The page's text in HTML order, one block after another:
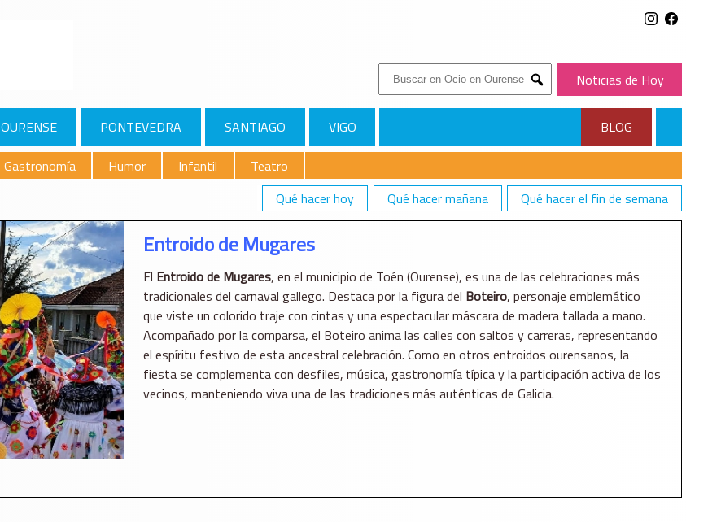
Buscar:
Submit
Noticias de Hoy
OURENSE PONTEVEDRA SANTIAGO VIGO
BLOG
Gastronomía Humor Infantil
Teatro
Qué hacer hoy
Qué hacer mañana Qué hacer el fin de semana
Entroido de Mugares
El Entroido de Mugares, en el municipio de Toén (Ourense), es una de las celebraciones más
tradicionales del carnaval gallego. Destaca por la figura del Boteiro, personaje emblemático
que viste un colorido traje con cintas y una espectacular máscara de madera tallada a mano.
Acompañado por la comparsa, el Boteiro anima las calles con saltos y carreras, representando
el espíritu festivo de esta ancestral celebración. Como en otros entroidos ourensanos, la
fiesta se complementa con desfiles, música, gastronomía típica y la participación activa de los
vecinos, manteniendo viva una de las tradiciones más auténticas de Galicia.